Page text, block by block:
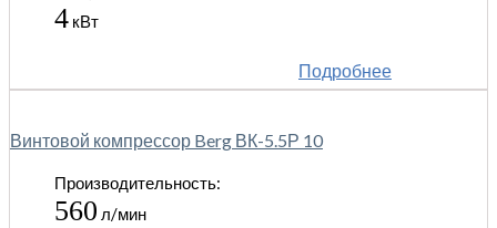
4 кВт
Подробнее
Винтовой компрессор Berg ВК-5.5Р 10
Производительность:
560 л/мин